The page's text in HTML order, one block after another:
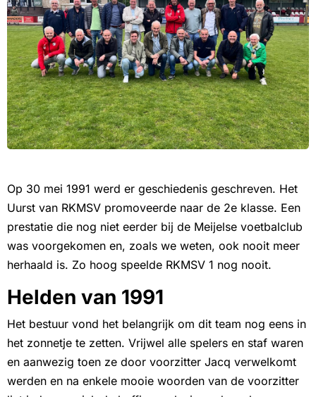
Op 30 mei 1991 werd er geschiedenis geschreven. Het
Uurst van RKMSV promoveerde naar de 2e klasse. Een
prestatie die nog niet eerder bij de Meijelse voetbalclub
was voorgekomen en, zoals we weten, ook nooit meer
herhaald is. Zo hoog speelde RKMSV 1 nog nooit.
Helden van 1991
Het bestuur vond het belangrijk om dit team nog eens in
het zonnetje te zetten. Vrijwel alle spelers en staf waren
en aanwezig toen ze door voorzitter Jacq verwelkomt
werden en na enkele mooie woorden van de voorzitter